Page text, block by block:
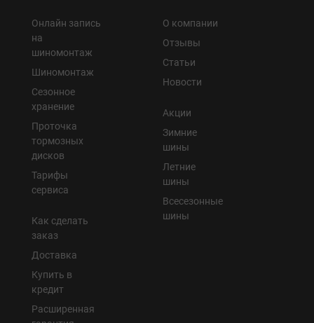
Онлайн запись
на
шиномонтаж
Шиномонтаж
Сезонное
хранение
Проточка
тормозных
дисков
Тарифы
сервиса
Как сделать
заказ
Доставка
Купить в
кредит
Расширенная
О компании
Отзывы
Статьи
Новости
Акции
Зимние
шины
Летние
шины
Всесезонные
шины